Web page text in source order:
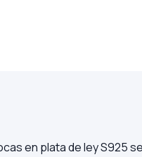
en plata de ley S925